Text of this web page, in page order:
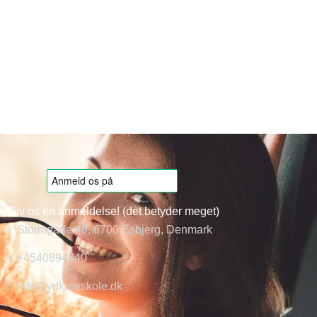
Giv os en anmeldelse! (det betyder meget)
Stormgade 48, 6700 Esbjerg, Denmark
+4540894640
info@ydkoreskole.dk